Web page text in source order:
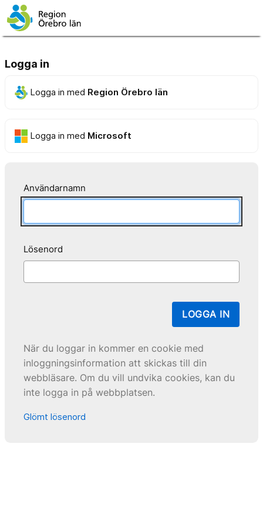
Logga in
Logga in med Region Örebro län
Logga in med Microsoft
Användarnamn
Lösenord
LOGGA IN
När du loggar in kommer en cookie med
inloggningsinformation att skickas till din
webbläsare. Om du vill undvika cookies, kan du
inte logga in på webbplatsen.
Glömt lösenord